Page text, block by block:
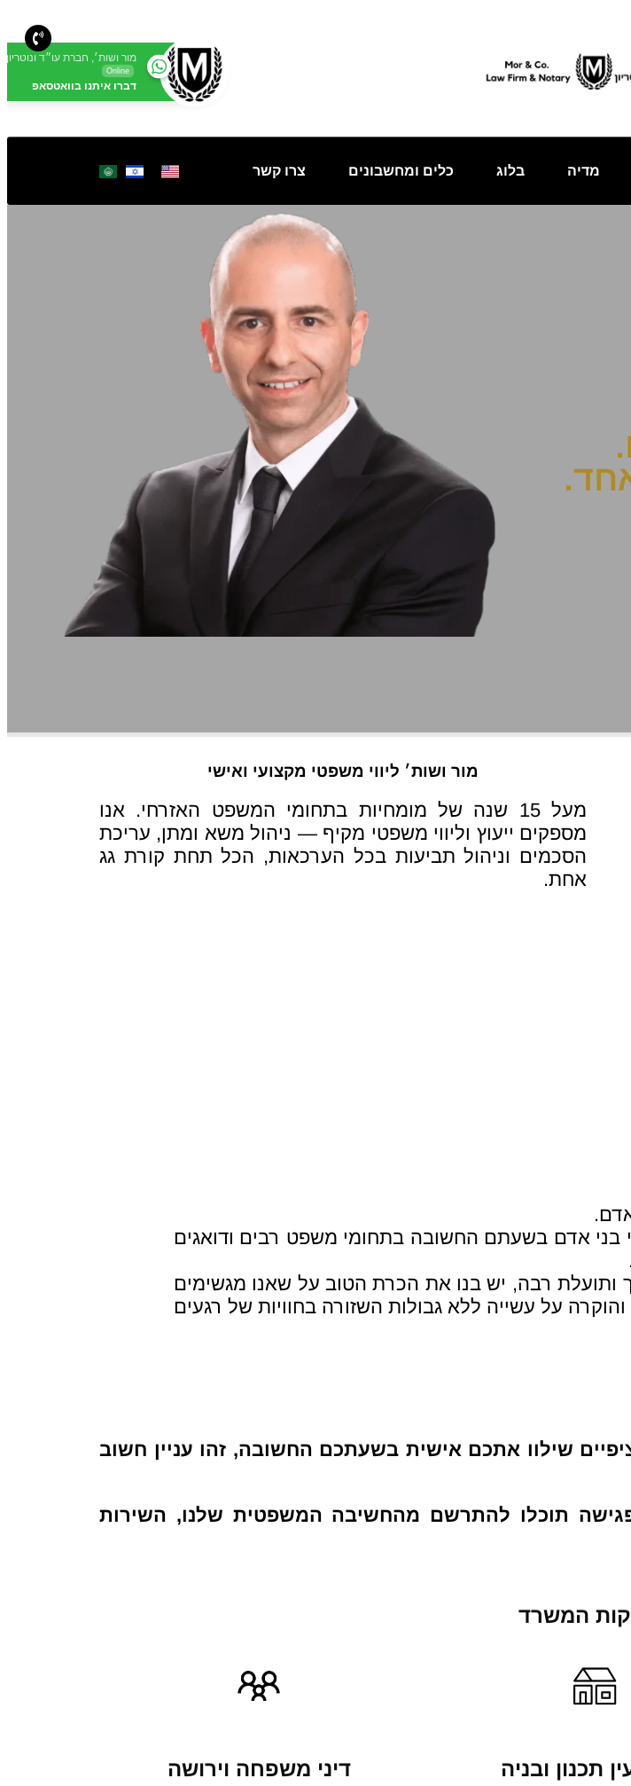
מור ושות׳, חברת עו״ד ונוטריון
Online
דברו איתנו בוואטסאפ
מדיה בלוג כלים ומחשבונים צרו קשר
מור ושות׳ ליווי משפטי מקצועי ואישי
מעל 15 שנה של מומחיות בתחומי המשפט האזרחי. אנו
מספקים ייעוץ וליווי משפטי מקיף — ניהול משא ומתן, עריכת
הסכמים וניהול תביעות בכל הערכאות, הכל תחת קורת גג
אחת.
בני אדם בשעתם החשובה בתחומי משפט רבים ודואגים
ותועלת רבה, יש בנו את הכרת הטוב על שאנו מגשימים
והוקרה על עשייה ללא גבולות השזורה בחוויות של רגעים
שילוו אתכם אישית בשעתכם החשובה, זהו עניין חשוב
תוכלו להתרשם מהחשיבה המשפטית שלנו, השירות
המשרד
תכנון ובניה דיני משפחה וירושה